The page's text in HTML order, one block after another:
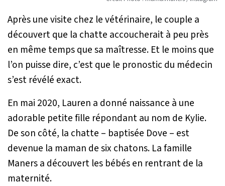
Après une visite chez le vétérinaire, le couple a
découvert que la chatte accoucherait à peu près
en même temps que sa maîtresse. Et le moins que
l’on puisse dire, c’est que le pronostic du médecin
s’est révélé exact.
En mai 2020, Lauren a donné naissance à une
adorable petite fille répondant au nom de Kylie.
De son côté, la chatte – baptisée Dove – est
devenue la maman de six chatons. La famille
Maners a découvert les bébés en rentrant de la
maternité.